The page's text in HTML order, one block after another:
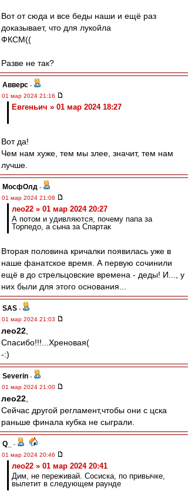
Вот от сюда и все беды наши и ещё раз
доказывает, что для лукойла
ФКСМ((
Разве не так?
Авверс -
01 мар 2024 21:16
Евгеньич » 01 мар 2024 18:27
Вот да!
Чем нам хуже, тем мы злее, значит, тем нам
лучше.
МосфОлд -
01 мар 2024 21:08
лео22 » 01 мар 2024 20:27
А потом и удивляются, почему папа за
Торпедо, а сына за Спартак
Вторая половина кричалки появилась уже в
наше фанатское время. А первую сочинили
ещё в до стрельцовские времена - деды! И..., у
них были для этого основания...
SAS -
01 мар 2024 21:03
лео22
Спасибо!!!...Хреновая(
-:)
Severin -
01 мар 2024 21:00
лео22
Сейчас другой регламент,чтобы они с цска
раньше финала кубка не сыграли.
Q_
-
01 мар 2024 20:46
лео22 » 01 мар 2024 20:41
Дим, не переживай. Сосиска, по привычке,
вылетит в следующем раунде